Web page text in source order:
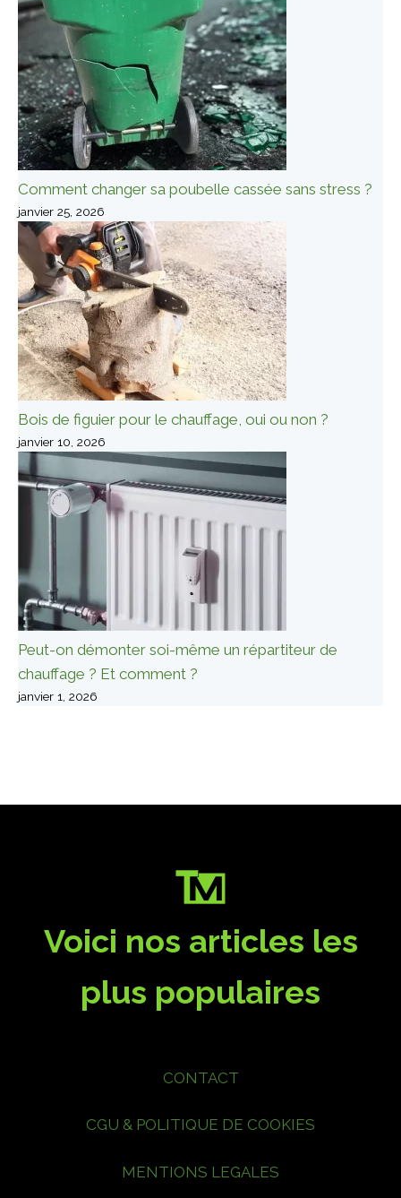
Comment changer sa poubelle cassée sans stress ?
janvier 25, 2026
Bois de figuier pour le chauffage, oui ou non ?
janvier 10, 2026
Peut-on démonter soi-même un répartiteur de
chauffage ? Et comment ?
janvier 1, 2026
Voici nos articles les
plus populaires
CONTACT
CGU & POLITIQUE DE COOKIES
MENTIONS LEGALES